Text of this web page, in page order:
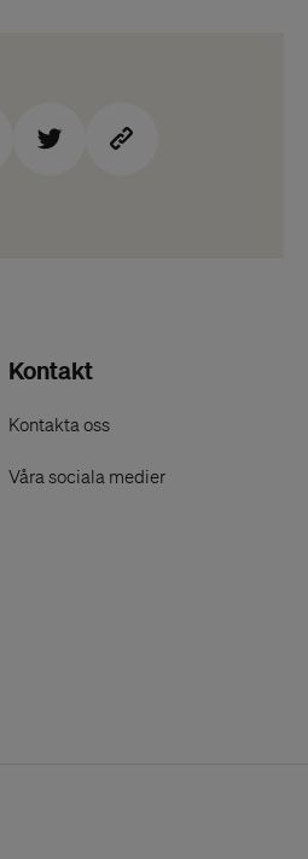
Kontakt
Kontakta oss
Våra sociala medier